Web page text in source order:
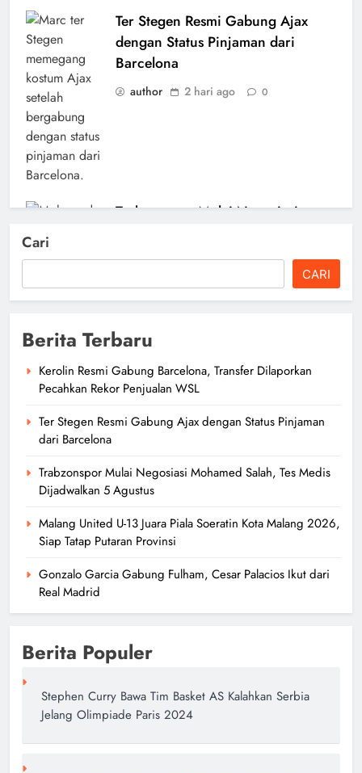
Ter Stegen Resmi Gabung Ajax
dengan Status Pinjaman dari
Barcelona
author 2 hari ago 0
Trabzonspor Mulai Negosiasi
Dijadwalkan 5 Agustus
Gianni Infantino Kehilangan
Presiden FIFA 2027
Jordan Henderson Resmi Gabung
author
Cari
CARI
Berita Terbaru
Kerolin Resmi Gabung Barcelona, Transfer Dilaporkan
Pecahkan Rekor Penjualan WSL
Ter Stegen Resmi Gabung Ajax dengan Status Pinjaman
dari Barcelona
Trabzonspor Mulai Negosiasi Mohamed Salah, Tes Medis
Dijadwalkan 5 Agustus
Malang United U-13 Juara Piala Soeratin Kota Malang 2026,
Siap Tatap Putaran Provinsi
Gonzalo Garcia Gabung Fulham, Cesar Palacios Ikut dari
Real Madrid
Berita Populer
Stephen Curry Bawa Tim Basket AS Kalahkan Serbia
Jelang Olimpiade Paris 2024